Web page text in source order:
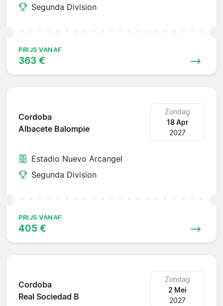
Segunda Division
PRIJS VANAF
363 €
Cordoba
Albacete Balompie
Zondag
18 Apr
2027
Estadio Nuevo Arcangel
Segunda Division
PRIJS VANAF
405 €
Cordoba
Real Sociedad B
Zondag
2 Mei
2027